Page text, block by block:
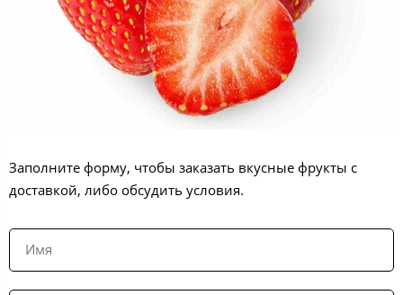
Заполните форму, чтобы заказать вкусные фрукты с
доставкой, либо обсудить условия.